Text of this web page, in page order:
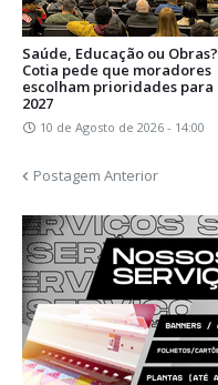
Saúde, Educação ou Obras?
Cotia pede que moradores
escolham prioridades para
2027
10 de Agosto de 2026 - 14:00
Postagem Anterior